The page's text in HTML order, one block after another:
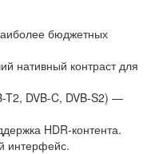
бюджетных
нативный контраст для
T2, DVB-C, DVB-S2) —
HDR-контента.
интерфейс.